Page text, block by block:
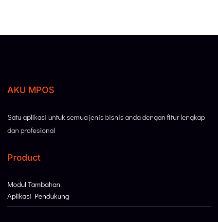
AKU MPOS
Satu aplikasi untuk semua jenis bisnis anda dengan fitur lengkap
dan profesional
Product
Modul Tambahan
Aplikasi Pendukung